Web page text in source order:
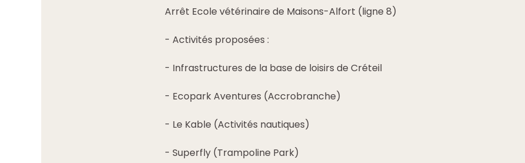
Arrêt Ecole vétérinaire de Maisons-Alfort (ligne 8)
- Activités proposées :
- Infrastructures de la base de loisirs de Créteil
- Ecopark Aventures (Accrobranche)
- Le Kable (Activités nautiques)
- Superfly (Trampoline Park)